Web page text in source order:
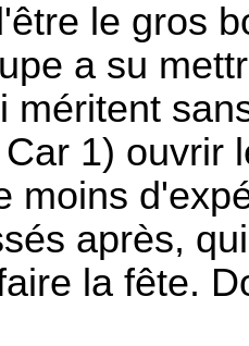
le gros
a su
méritent
1) ouvrir
moins
après,
la fête.